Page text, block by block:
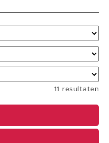
11 resultaten